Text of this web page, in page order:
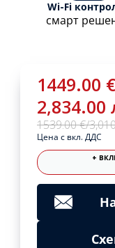
1449.00 €
2,834.00
1539.00 €/
Цена с вкл. ДДС
+
Wi-Fi
смарт